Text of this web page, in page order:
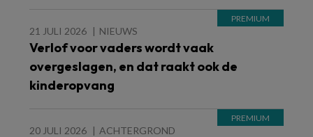
21 JULI 2026 NIEUWS
Verlof voor vaders wordt vaak
overgeslagen, en dat raakt ook de
kinderopvang
20 JULI 2026 ACHTERGROND